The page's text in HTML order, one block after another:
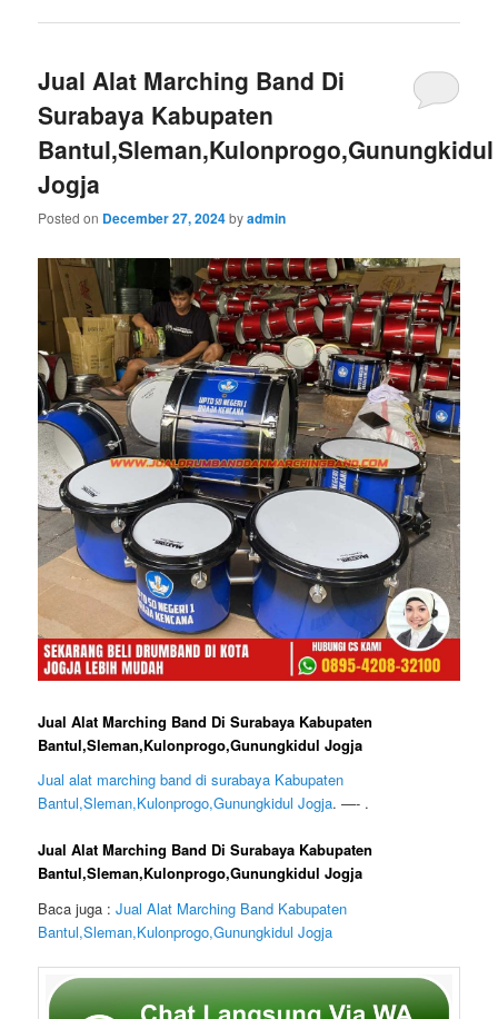
Jual Alat Marching Band Di
Surabaya Kabupaten
Bantul,Sleman,Kulonprogo,Gunungkidul
Jogja
Posted on December 27, 2024byadmin
Jual Alat Marching Band Di Surabaya Kabupaten
Bantul,Sleman,Kulonprogo,Gunungkidul Jogja
Jual alat marching band di surabaya Kabupaten
Bantul,Sleman,Kulonprogo,Gunungkidul Jogja. —- .
Jual Alat Marching Band Di Surabaya Kabupaten
Bantul,Sleman,Kulonprogo,Gunungkidul Jogja
Baca juga :Jual Alat Marching Band Kabupaten
Bantul,Sleman,Kulonprogo,Gunungkidul Jogja